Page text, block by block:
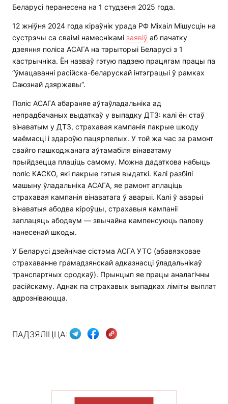
Беларусі перанесена на 1 студзеня 2025 года.
12 жніўня 2024 года кіраўнік урада РФ Міхаіл Мішусцін на
сустрэчы са сваімі намеснікамі заявіў аб пачатку
дзеяння поліса АСАГА на тэрыторыі Беларусі з 1
кастрычніка. Ён назваў гэтую падзею працягам працы па
“ўмацаванні расійска-беларускай інтэграцыі ў рамках
Саюзнай дзяржавы”.
Поліс АСАГА абараняе аўтаўладальніка ад
непрадбачаных выдаткаў у выпадку ДТЗ: калі ён стаў
вінаватым у ДТЗ, страхавая кампанія пакрые шкоду
маёмасці і здароўю пацярпелых. У той жа час за рамонт
свайго пашкоджанага аўтамабіля вінаватаму
прыйдзецца плаціць самому. Можна дадаткова набыць
поліс КАСКО, які пакрые гэтыя выдаткі. Калі разбілі
машыну ўладальніка АСАГА, яе рамонт аплаціць
страхавая кампанія вінаватага ў аварыі. Калі ў аварыі
вінаватыя абодва кіроўцы, страхавыя кампаніі
заплацяць абодвум — звычайна кампенсуюць палову
нанесенай шкоды.
У Беларусі дзейнічае сістэма АСГА УТС (абавязковае
страхаванне грамадзянскай адказнасці ўладальнікаў
транспартных сродкаў). Прынцып яе працы аналагічны
расійскаму. Аднак па страхавых выпадках ліміты выплат
адрозніваюцца.
ПАДЗЯЛІЦЦА: